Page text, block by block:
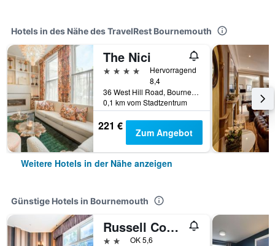
Hotels in des Nähe des TravelRest Bournemouth
The Nici
4 Sterne
Hervorragend
8,4
36 West Hill Road, Bournemouth, Großbritannien
0,1 km vom Stadtzentrum
221 € Zum Angebot
Weitere Hotels in der Nähe anzeigen
Günstige Hotels in Bournemouth
Russell Court Hotel Bournemouth Central
2 SterneOK 5,6